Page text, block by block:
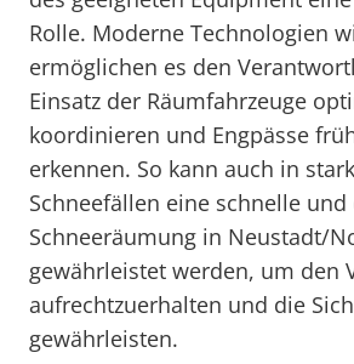
Rolle. Moderne Technologien
ermöglichen es den
Einsatz der Räumfahrzeuge
koordinieren und Engpässe
erkennen. So kann auch in
Schneefällen eine schnelle
Schneeräumung in Neustadt/
gewährleistet werden, um den
aufrechtzuerhalten und die
gewährleisten.